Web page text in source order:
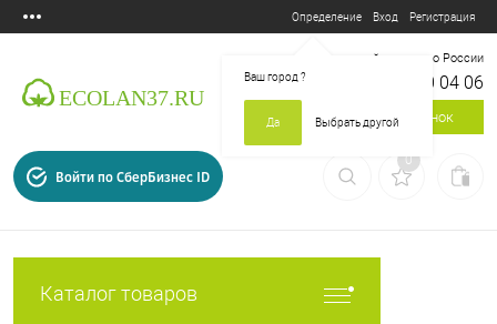
Определение
Ваш город?
Да Выбрать другой
Вход Регистрация
Бесплатный звонок по России
8 800 700 04 06
Заказать звонок
Войти по СберБизнес ID
0
Каталог товаров